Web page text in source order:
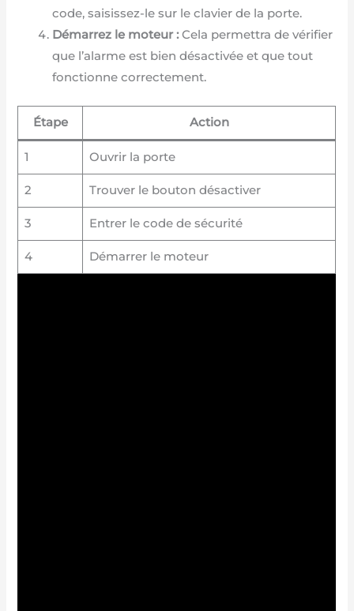
code, saisissez-le sur le clavier de la porte.
Démarrez le moteur :Cela permettra de vérifier
que l’alarme est bien désactivée et que tout
fonctionne correctement.
Étape Action
1 Ouvrir la porte
2 Trouver le bouton désactiver
3 Entrer le code de sécurité
4 Démarrer le moteur